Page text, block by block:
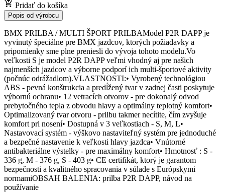
Pridať do košíka
Popis od výrobcu
BMX PRILBA / MULTI ŠPORT PRILBAModel P2R DAPP je
vyvinutý špeciálne pre BMX jazdcov, ktorých požiadavky a
pripomienky sme plne preniesli do vývoja tohoto modelu.Vo
veľkosti S je model P2R DAPP veľmi vhodný aj pre našich
najmenších jazdcov a výborne podporí ich multi-športové aktivity
(počnúc odrážadlom).VLASTNOSTI:• Vyrobený technológiou
ABS - pevná konštrukcia a predĺžený tvar v zadnej časti poskytuje
výbornú ochranu• 12 vetracích otvorov - pre dokonalý odvod
prebytočného tepla z obvodu hlavy a optimálny teplotný komfort•
Optimalizovaný tvar otvoru - prilbu takmer necítite, čím zvyšuje
komfort pri nosení• Dostupná v 3 veľkostiach - S, M, L•
Nastavovací systém - výškovo nastaviteľný systém pre jednoduché
a bezpečné nastavenie k veľkosti hlavy jazdca• Vnútorné
antibakteriálne výstelky - pre maximálny komfort• Hmotnosť : S -
336 g, M - 376 g, S - 403 g• CE certifikát, ktorý je garantom
bezpečnosti a kvalitného spracovania v súlade s Európskymi
normamiOBSAH BALENIA: prilba P2R DAPP, návod na
používanie